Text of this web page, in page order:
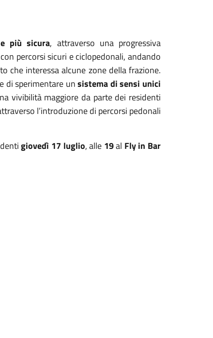
più sicura, attraverso una progressiva
percorsi sicuri e ciclopedonali, andando
che interessa alcune zone della frazione.
di sperimentare unsistema di sensi unici
vivibilità maggiore da parte dei residenti
l’introduzione di percorsi pedonali
giovedì 17 luglio, alle 19al Fly in Bar